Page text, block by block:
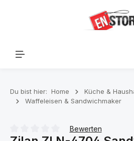
Du bist hier: Home Küche &
Waffeleisen & Sandwichmaker
Durchschnittliche Bewertung von 0
Bewerten